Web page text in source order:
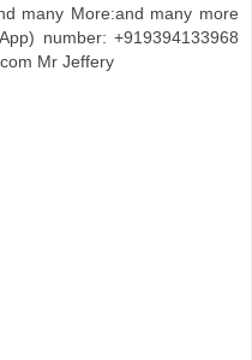
many More:and many more
number: +919394133968
Mr Jeffery